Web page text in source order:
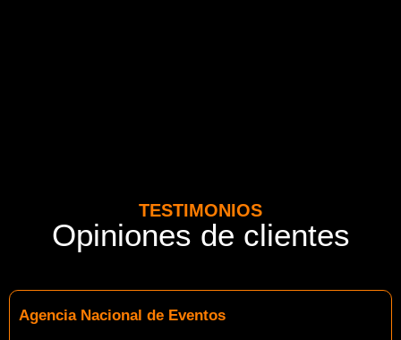
TESTIMONIOS
Opiniones de clientes
Agencia Nacional de Eventos